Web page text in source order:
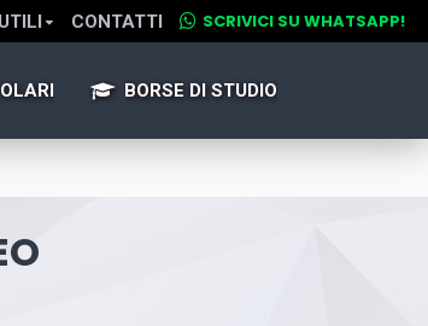
CONTATTI SCRIVICI SU WHATSAPP!
BORSE DI STUDIO